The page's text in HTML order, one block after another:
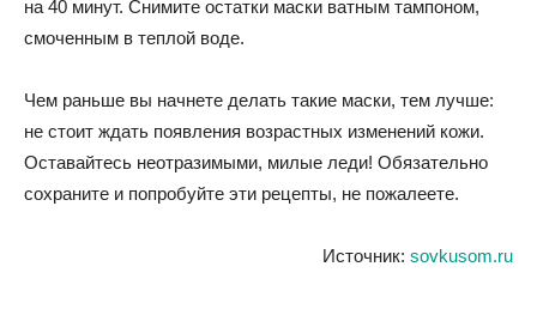
на 40 минут. Снимите остатки маски ватным тампоном,
смоченным в теплой воде.
Чем раньше вы начнете делать такие маски, тем лучше:
не стоит ждать появления возрастных изменений кожи.
Оставайтесь неотразимыми, милые леди! Обязательно
сохраните и попробуйте эти рецепты, не пожалеете.
Источник: sovkusom.ru